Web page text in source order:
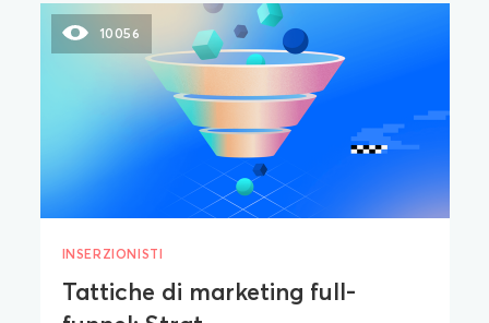
10056
INSERZIONISTI
Tattiche di marketing full-